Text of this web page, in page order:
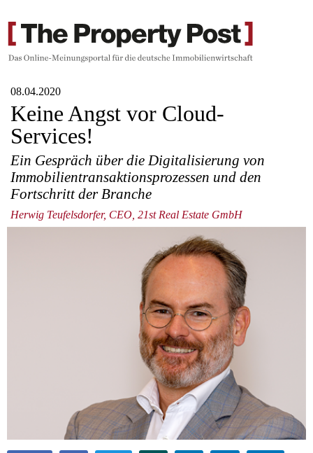
08.04.2020
Keine Angst vor Cloud-
Services!
Ein Gespräch über die Digitalisierung von
Immobilientransaktionsprozessen und den
Fortschritt der Branche
Herwig Teufelsdorfer, CEO, 21st Real Estate GmbH